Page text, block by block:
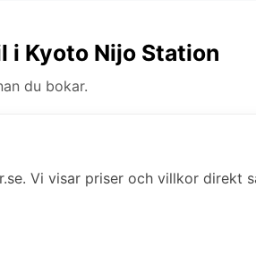
i Kyoto Nijo Station
du bokar.
Vi visar priser och villkor direkt